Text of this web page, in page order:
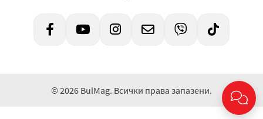
© 2026 BulMag. Всички права запазени.